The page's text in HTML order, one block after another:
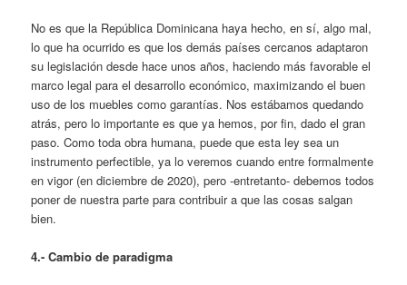
No es que la República Dominicana haya hecho, en sí, algo mal,
lo que ha ocurrido es que los demás países cercanos adaptaron
su legislación desde hace unos años, haciendo más favorable el
marco legal para el desarrollo económico, maximizando el buen
uso de los muebles como garantías. Nos estábamos quedando
atrás, pero lo importante es que ya hemos, por fin, dado el gran
paso. Como toda obra humana, puede que esta ley sea un
instrumento perfectible, ya lo veremos cuando entre formalmente
en vigor (en diciembre de 2020), pero -entretanto- debemos todos
poner de nuestra parte para contribuir a que las cosas salgan
bien.
4.- Cambio de paradigma